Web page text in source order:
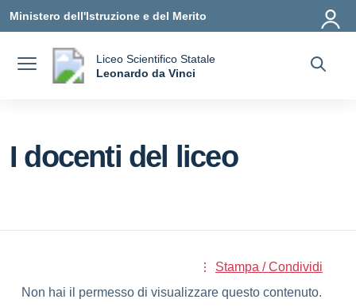
Ministero dell'Istruzione e del Merito
Liceo Scientifico Statale
Leonardo da Vinci
I docenti del liceo
Stampa / Condividi
Non hai il permesso di visualizzare questo contenuto.